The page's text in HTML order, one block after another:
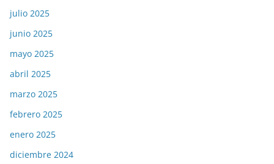
julio 2025
junio 2025
mayo 2025
abril 2025
marzo 2025
febrero 2025
enero 2025
diciembre 2024